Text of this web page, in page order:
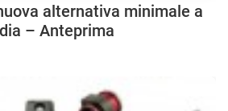
alternativa minimale a
– Anteprima